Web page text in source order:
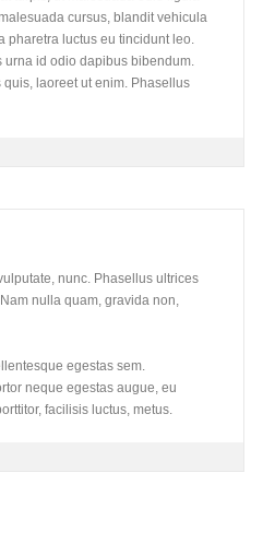
cursus, blandit vehicula
pharetra luctus eu tincidunt leo.
urna id odio dapibus bibendum.
laoreet ut enim. Phasellus
nunc. Phasellus ultrices
nulla quam, gravida non,
egestas sem.
neque egestas augue, eu
facilisis luctus, metus.